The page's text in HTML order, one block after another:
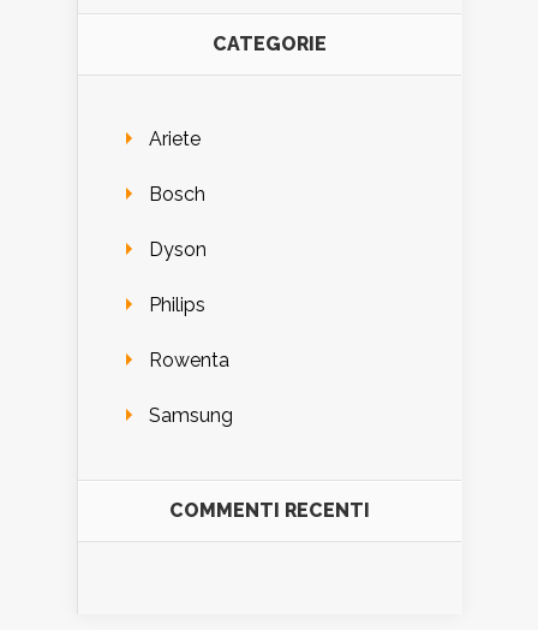
CATEGORIE
Ariete
Bosch
Dyson
Philips
Rowenta
Samsung
COMMENTI RECENTI